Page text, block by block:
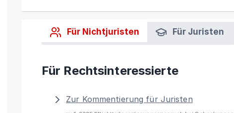
Für Nichtjuristen Für Juristen
Für Rechtsinteressierte
Zur Kommentierung für Juristen